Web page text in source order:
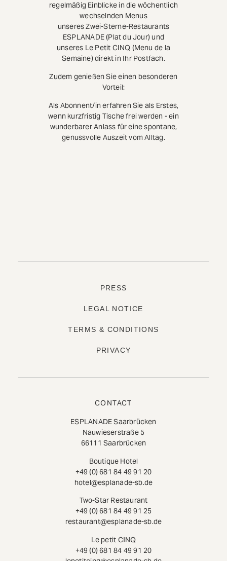
regelmäßig Einblicke in die wöchentlich
wechselnden Menus
unseres Zwei-Sterne-Restaurants
ESPLANADE (Plat du Jour) und
unseres Le Petit CINQ (Menu de la
Semaine) direkt in Ihr Postfach.
Zudem genießen Sie einen besonderen
Vorteil:
Als Abonnent/in erfahren Sie als Erstes,
wenn kurzfristig Tische frei werden - ein
wunderbarer Anlass für eine spontane,
genussvolle Auszeit vom Alltag.
PRESS
LEGAL NOTICE
TERMS & CONDITIONS
PRIVACY
CONTACT
ESPLANADE Saarbrücken
Nauwieserstraße 5
66111 Saarbrücken
Boutique Hotel
+49 (0) 681 84 49 91 20
hotel@esplanade-sb.de
Two-Star Restaurant
+49 (0) 681 84 49 91 25
restaurant@esplanade-sb.de
Le petit CINQ
+49 (0) 681 84 49 91 20